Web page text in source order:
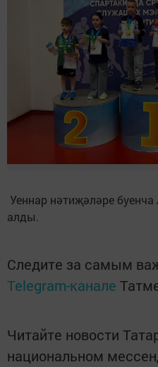
Уеннар нәтиҗәләре
алды.
Следите за самым
Telegram-канале
Читайте новости
национальном